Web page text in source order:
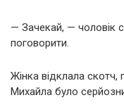
— Зачекай, — чоловік
поговорити.
Жінка відклала скотч,
Михайла було